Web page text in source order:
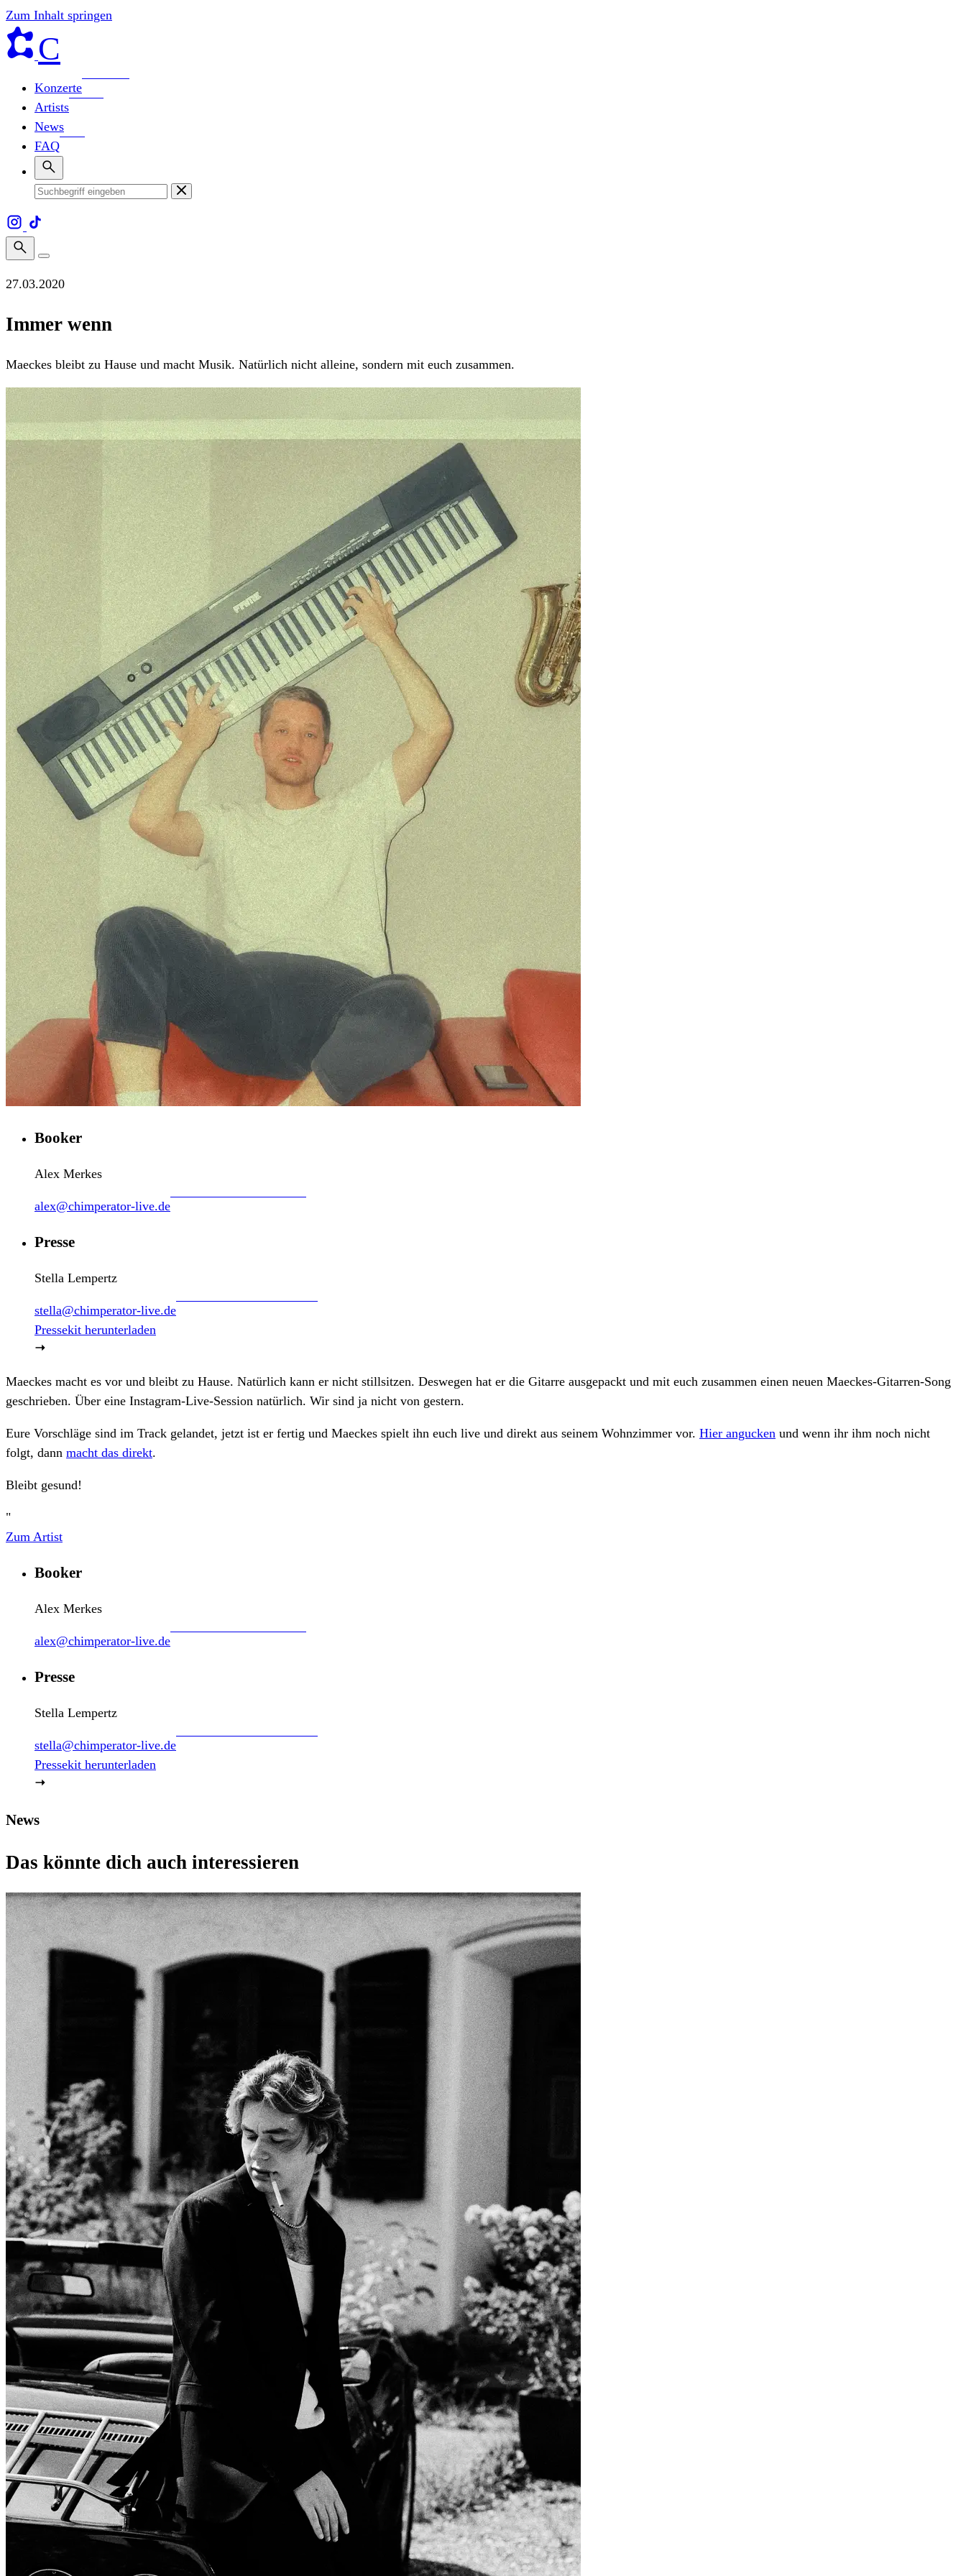
Zum Inhalt springen
C
Konzerte
Artists
News
FAQ
27.03.2020
Immer wenn
Maeckes bleibt zu Hause und macht Musik. Natürlich nicht alleine, sondern mit euch zusammen.
Booker
Alex Merkes
alex@chimperator-live.de
Presse
Stella Lempertz
stella@chimperator-live.de
Pressekit herunterladen
Maeckes macht es vor und bleibt zu Hause. Natürlich kann er nicht stillsitzen. Deswegen hat er die Gitarre ausgepackt und mit euch zusammen einen neuen Maeckes-Gitarren-Song
geschrieben. Über eine Instagram-Live-Session natürlich. Wir sind ja nicht von gestern.
Eure Vorschläge sind im Track gelandet, jetzt ist er fertig und Maeckes spielt ihn euch live und direkt aus seinem Wohnzimmer vor. Hier angucken und wenn ihr ihm noch nicht
folgt, dann macht das direkt.
Bleibt gesund!
"
Zum Artist
Booker
Alex Merkes
alex@chimperator-live.de
Presse
Stella Lempertz
stella@chimperator-live.de
Pressekit herunterladen
News
Das könnte dich auch interessieren